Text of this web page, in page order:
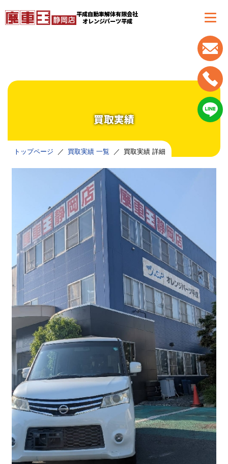
平成自動車解体有限会社
オレンジパーツ平成
買取実績
トップページ 買取実績 一覧 買取実績 詳細